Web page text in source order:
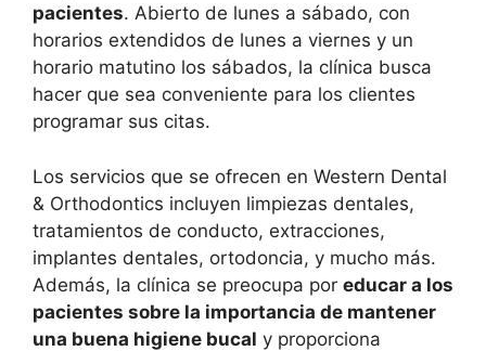
pacientes. Abierto de lunes a sábado, con
horarios extendidos de lunes a viernes y un
horario matutino los sábados, la clínica busca
hacer que sea conveniente para los clientes
programar sus citas.
Los servicios que se ofrecen en Western Dental
& Orthodontics incluyen limpiezas dentales,
tratamientos de conducto, extracciones,
implantes dentales, ortodoncia, y mucho más.
Además, la clínica se preocupa por educar a los
pacientes sobre la importancia de mantener
una buena higiene bucal y proporciona